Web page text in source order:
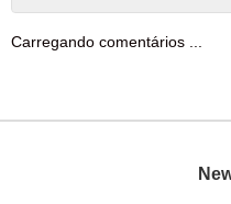
Carregando comentários ...